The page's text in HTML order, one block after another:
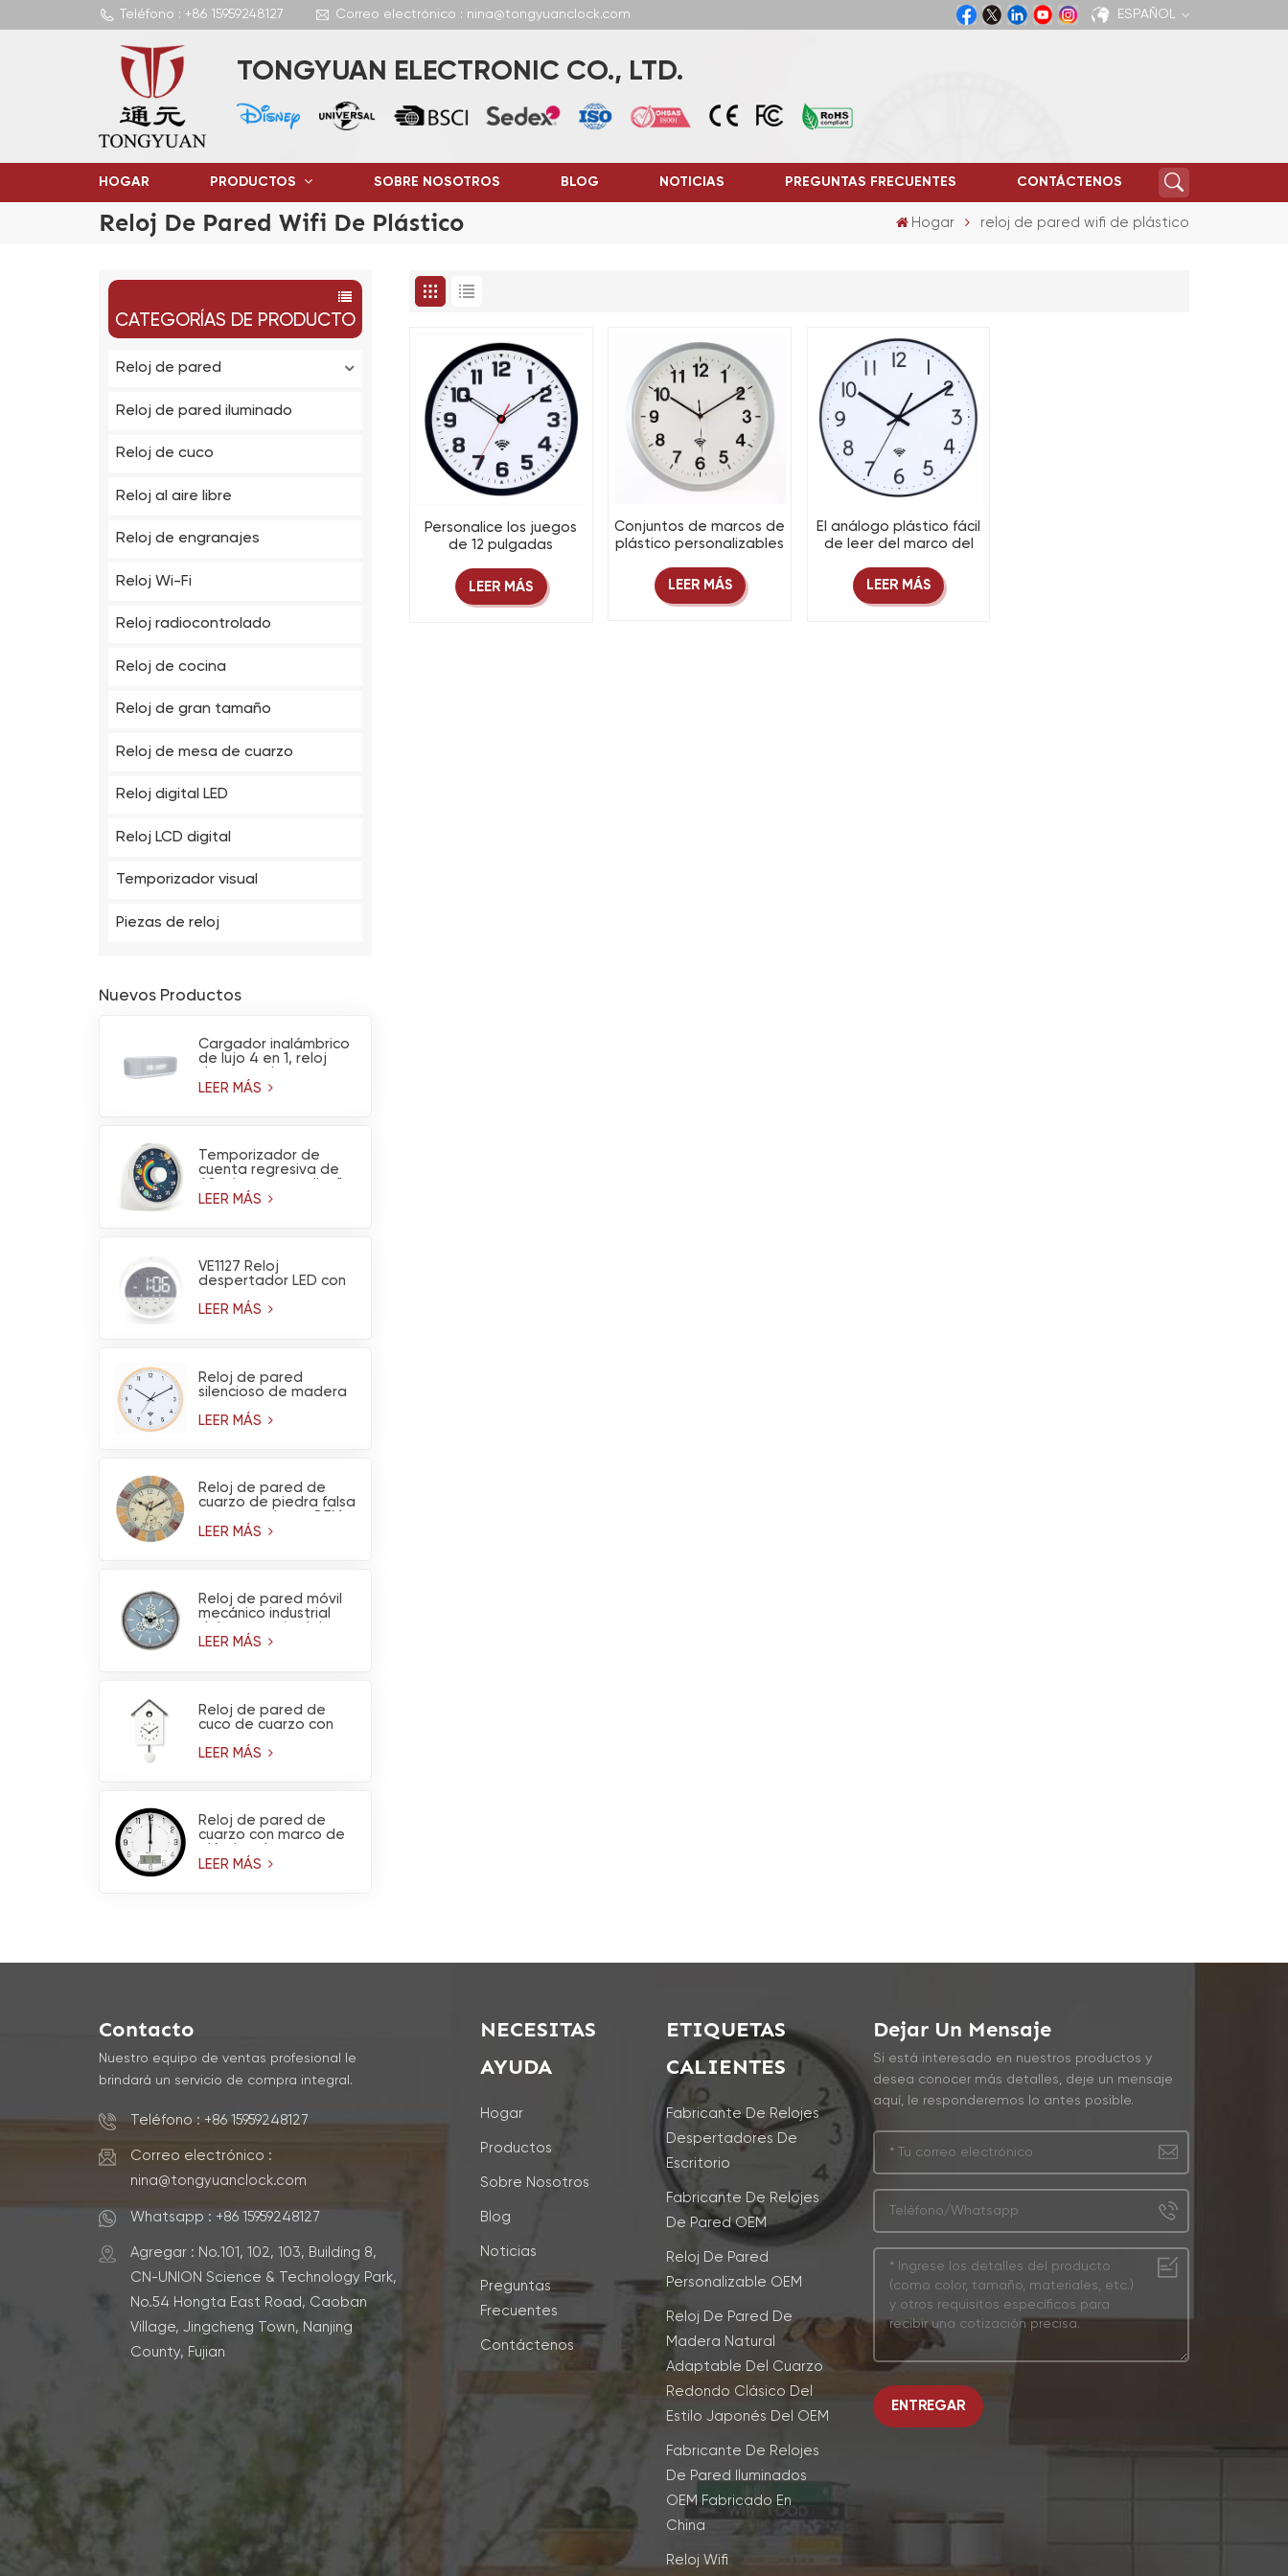
Teléfono : +86 15959248127 Correo electrónico : nina@tongyuanclock.com ESPAÑOL
TONGYUAN ELECTRONIC CO., LTD.
HOGAR PRODUCTOS SOBRE NOSOTROS BLOG NOTICIAS PREGUNTAS FRECUENTES CONTÁCTENOS
Reloj De Pared Wifi De Plástico Hogar reloj de pared wifi de plástico
CATEGORÍAS DE PRODUCTO
Reloj de pared
Reloj de pared iluminado
Reloj de cuco
Reloj al aire libre
Reloj de engranajes
Reloj Wi-Fi
Reloj radiocontrolado
Reloj de cocina
Reloj de gran tamaño
Reloj de mesa de cuarzo
Reloj digital LED
Reloj LCD digital
Temporizador visual
Piezas de reloj
Nuevos Productos
Cargador inalámbrico
de lujo 4 en 1, reloj
multifuncional,
LEER MÁS
Temporizador de
cuenta regresiva de
de arcoíris y
LEER MÁS
VE1127 Reloj
despertador LED con
nocturna
LEER MÁS
Reloj de pared
silencioso de madera
con pilas y tiene
LEER MÁS
Reloj de pared de
cuarzo de piedra falsa
con termómetro -
LEER MÁS
Reloj de pared móvil
mecánico industrial
metal del diseño del
LEER MÁS
Reloj de pared de
cuco de cuarzo con
LEER MÁS
Reloj de pared de
cuarzo con marco de
higrómetro y
LEER MÁS
Personalice los juegos
de 12 pulgadas
reloj de pared
analógico de plástico
LEER MÁS
Conjuntos de marcos de
plástico personalizables
analógico WiFi
automático
LEER MÁS
El análogo plástico fácil
de leer del marco del
automáticamente la
pared del reloj del Wi-Fi
LEER MÁS
Contacto
Nuestro equipo de ventas profesional le
brindará un servicio de compra integral.
Teléfono : +86 15959248127
Correo electrónico :
nina@tongyuanclock.com
Whatsapp : +86 15959248127
Agregar : No.101, 102, 103, Building 8,
CN-UNION Science & Technology Park,
No.54 Hongta East Road, Caoban
Village, Jingcheng Town, Nanjing
County, Fujian
NECESITAS
AYUDA
Hogar
Productos
Sobre Nosotros
Blog
Noticias
Preguntas
Frecuentes
Contáctenos
ETIQUETAS
CALIENTES
Fabricante De Relojes
Despertadores De
Escritorio
Fabricante De Relojes
De Pared OEM
Reloj De Pared
Personalizable OEM
Reloj De Pared De
Madera Natural
Adaptable Del Cuarzo
Redondo Clásico Del
Estilo Japonés Del OEM
Fabricante De Relojes
De Pared Iluminados
OEM Fabricado En
China
Reloj Wifi
Dejar Un Mensaje
Si está interesado en nuestros productos y
desea conocer más detalles, deje un mensaje
aquí, le responderemos lo antes posible.
ENTREGAR